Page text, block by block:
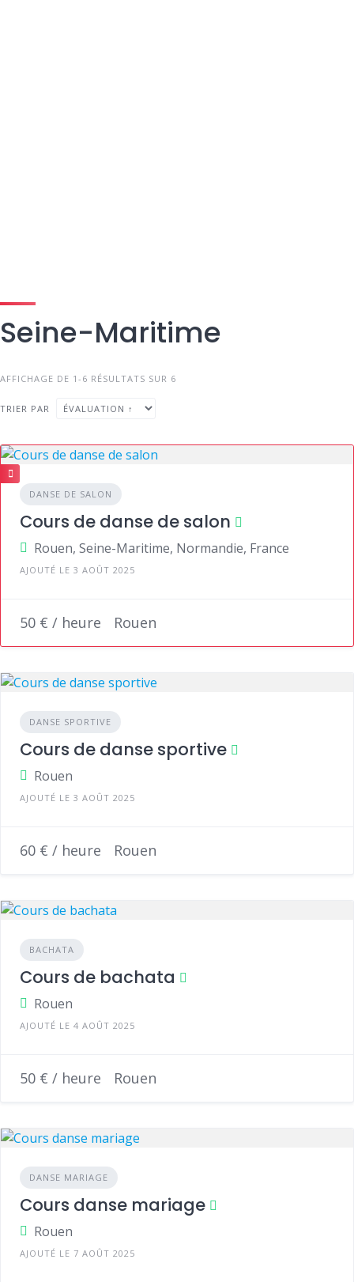
Seine-Maritime
AFFICHAGE DE 1-6 RÉSULTATS SUR 6
TRIER PAR
DANSE DE SALON
Cours de danse de salon
Rouen, Seine-Maritime, Normandie, France
AJOUTÉ LE 3 AOÛT 2025
50 € / heure Rouen
DANSE SPORTIVE
Cours de danse sportive
Rouen
AJOUTÉ LE 3 AOÛT 2025
60 € / heure Rouen
BACHATA
Cours de bachata
Rouen
AJOUTÉ LE 4 AOÛT 2025
50 € / heure Rouen
DANSE MARIAGE
Cours danse mariage
Rouen
AJOUTÉ LE 7 AOÛT 2025